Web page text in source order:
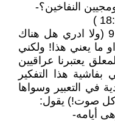
السيد عراقي صميمي, في تعليق 9 (ولا ادري هل هناك
ما يعني هذا! ولكني
يعتبرنا عراقيين
هذا التفكير
في التعبير وسواها
كل صوت!) يقول: